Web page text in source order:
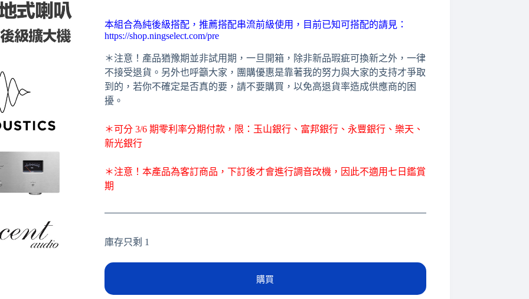
本組合為純後級搭配，推薦搭配串流前級使用，目前已知可搭配的請見：
https://shop.ningselect.com/pre
＊注意！產品猶豫期並非試用期，一旦開箱，除非新品瑕疵可換新之外，一律
不接受退貨。另外也呼籲大家，團購優惠是靠著我的努力與大家的支持才爭取
到的，若你不確定是否真的要，請不要購買，以免高退貨率造成供應商的困
擾。
＊可分 3/6 期零利率分期付款，限：玉山銀行、富邦銀行、永豐銀行、樂天、
新光銀行
＊注意！本產品為客訂商品，下訂後才會進行調音改機，因此不適用七日鑑賞
期
庫存只剩 1
購買